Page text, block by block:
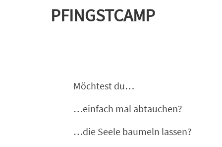
PFINGSTCAMP
Möchtest du…
…einfach mal abtauchen?
…die Seele baumeln lassen?